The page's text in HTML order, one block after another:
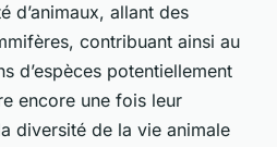
d’animaux, allant des
contribuant ainsi au
d’espèces potentiellement
encore une fois leur
diversité de la vie animale